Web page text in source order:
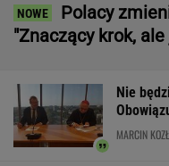
Polacy
"Znaczący krok,
Nie
MARCIN